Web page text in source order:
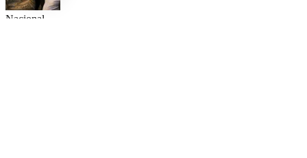
Nacional